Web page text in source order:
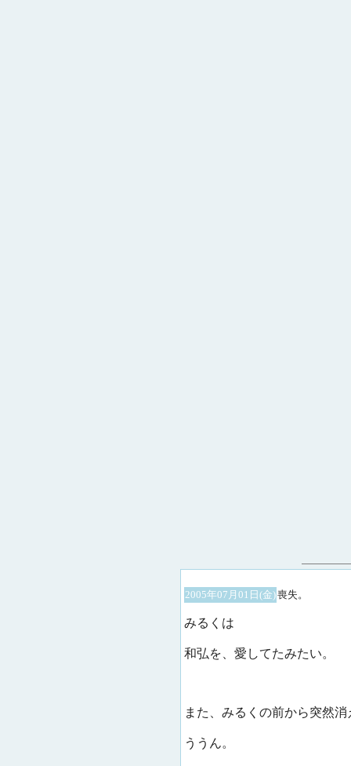
2005年07月01日(金)喪失。
みるくは
和弘を、愛してたみたい。
また、みるくの前から突然
ううん。